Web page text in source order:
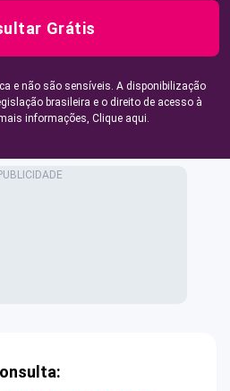
Grátis
e não são sensíveis. A disponibilização
brasileira e o direito de acesso à
informações, Clique aqui.